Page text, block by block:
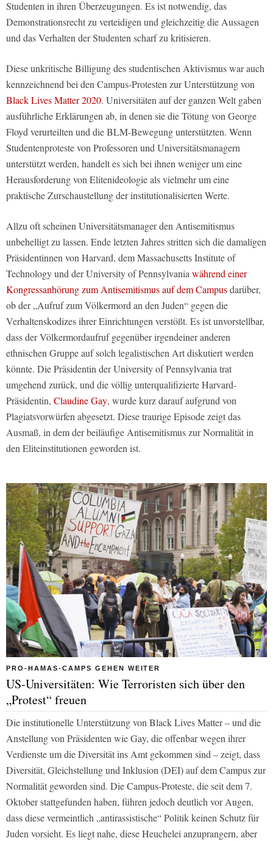
Studenten in ihren Überzeugungen. Es ist notwendig, das
Demonstrationsrecht zu verteidigen und gleichzeitig die Aussagen
und das Verhalten der Studenten scharf zu kritisieren.
Diese unkritische Billigung des studentischen Aktivismus war auch
kennzeichnend bei den Campus-Protesten zur Unterstützung von
Black Lives Matter 2020. Universitäten auf der ganzen Welt gaben
ausführliche Erklärungen ab, in denen sie die Tötung von George
Floyd verurteilten und die BLM-Bewegung unterstützten. Wenn
Studentenproteste von Professoren und Universitätsmanagern
unterstützt werden, handelt es sich bei ihnen weniger um eine
Herausforderung von Elitenideologie als vielmehr um eine
praktische Zurschaustellung der institutionalisierten Werte.
Allzu oft scheinen Universitätsmanager den Antisemitismus
unbehelligt zu lassen. Ende letzten Jahres stritten sich die damaligen
Präsidentinnen von Harvard, dem Massachusetts Institute of
Technology und der University of Pennsylvania während einer
Kongressanhörung zum Antisemitismus auf dem Campusdarüber,
ob der „Aufruf zum Völkermord an den Juden“ gegen die
Verhaltenskodizes ihrer Einrichtungen verstößt. Es ist unvorstellbar,
dass der Völkermordaufruf gegenüber irgendeiner anderen
ethnischen Gruppe auf solch legalistischen Art diskutiert werden
könnte. Die Präsidentin der University of Pennsylvania trat
umgehend zurück, und die völlig unterqualifizierte Harvard-
Präsidentin, Claudine Gay, wurde kurz darauf aufgrund von
Plagiatsvorwürfen abgesetzt. Diese traurige Episode zeigt das
Ausmaß, in dem der beiläufige Antisemitismus zur Normalität in
den Eliteinstitutionen geworden ist.
PRO-HAMAS-CAMPS GEHEN WEITER
US-Universitäten: Wie Terroristen sich über den
„Protest“ freuen
Die institutionelle Unterstützung von Black Lives Matter – und die
Anstellung von Präsidenten wie Gay, die offenbar wegen ihrer
Verdienste um die Diversität ins Amt gekommen sind – zeigt, dass
Diversität, Gleichstellung und Inklusion (DEI) auf dem Campus zur
Normalität geworden sind. Die Campus-Proteste, die seit dem 7.
Oktober stattgefunden haben, führen jedoch deutlich vor Augen,
dass diese vermeintlich „antirassistische“ Politik keinen Schutz für
Juden vorsieht. Es liegt nahe, diese Heuchelei anzuprangern, aber